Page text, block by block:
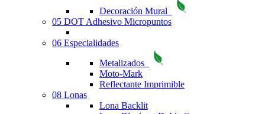
Decoración Mural
05 DOT Adhesivo Micropuntos
06 Especialidades
Metalizados
Moto-Mark
Reflectante Imprimible
08 Lonas
Lona Backlit